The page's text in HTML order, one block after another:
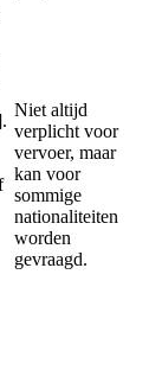
Niet altijd
verplicht voor
vervoer, maar
kan voor
sommige
nationaliteiten
worden
gevraagd.